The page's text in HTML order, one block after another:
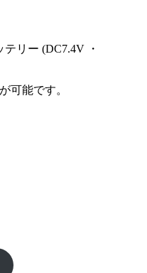
リー (DC7.4V ・
可能です。